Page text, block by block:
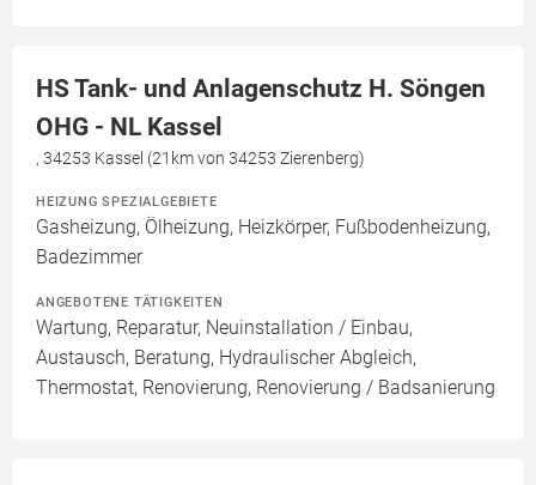
HS Tank- und Anlagenschutz H. Söngen
OHG - NL Kassel
, 34253 Kassel (21km von 34253 Zierenberg)
HEIZUNG SPEZIALGEBIETE
Gasheizung, Ölheizung, Heizkörper, Fußbodenheizung,
Badezimmer
ANGEBOTENE TÄTIGKEITEN
Wartung, Reparatur, Neuinstallation / Einbau,
Austausch, Beratung, Hydraulischer Abgleich,
Thermostat, Renovierung, Renovierung / Badsanierung